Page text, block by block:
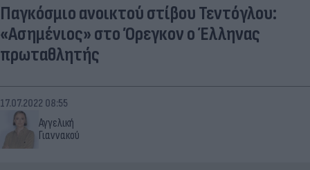
Παγκόσμιο ανοικτού στίβου Τεντόγλου:
«Ασημένιος» στο Όρεγκον ο Έλληνας
πρωταθλητής
Αγγελική
Γιαννακού
17.07.2022 08:55